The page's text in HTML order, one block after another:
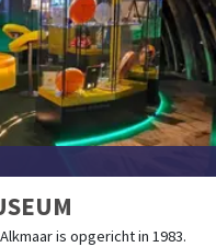
is opgericht in 1983.